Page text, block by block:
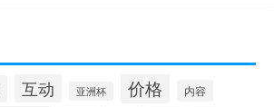
互动 亚洲杯 价格 内容